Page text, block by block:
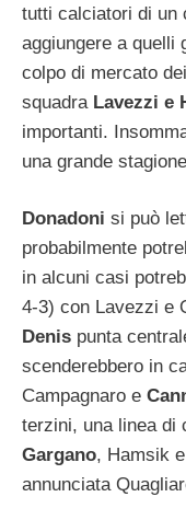
tutti calciatori di un
aggiungere a quelli
colpo di mercato
squadra Lavezzi e
importanti.
una grande
Donadoni si può
probabilmente
in alcuni casi
4-3) con Lavezzi e
Denis punta
scenderebbero in
Campagnaro e
terzini, una linea di
Gargano, Hamsik
annunciata